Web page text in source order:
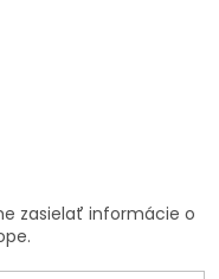
zasielať informácie o